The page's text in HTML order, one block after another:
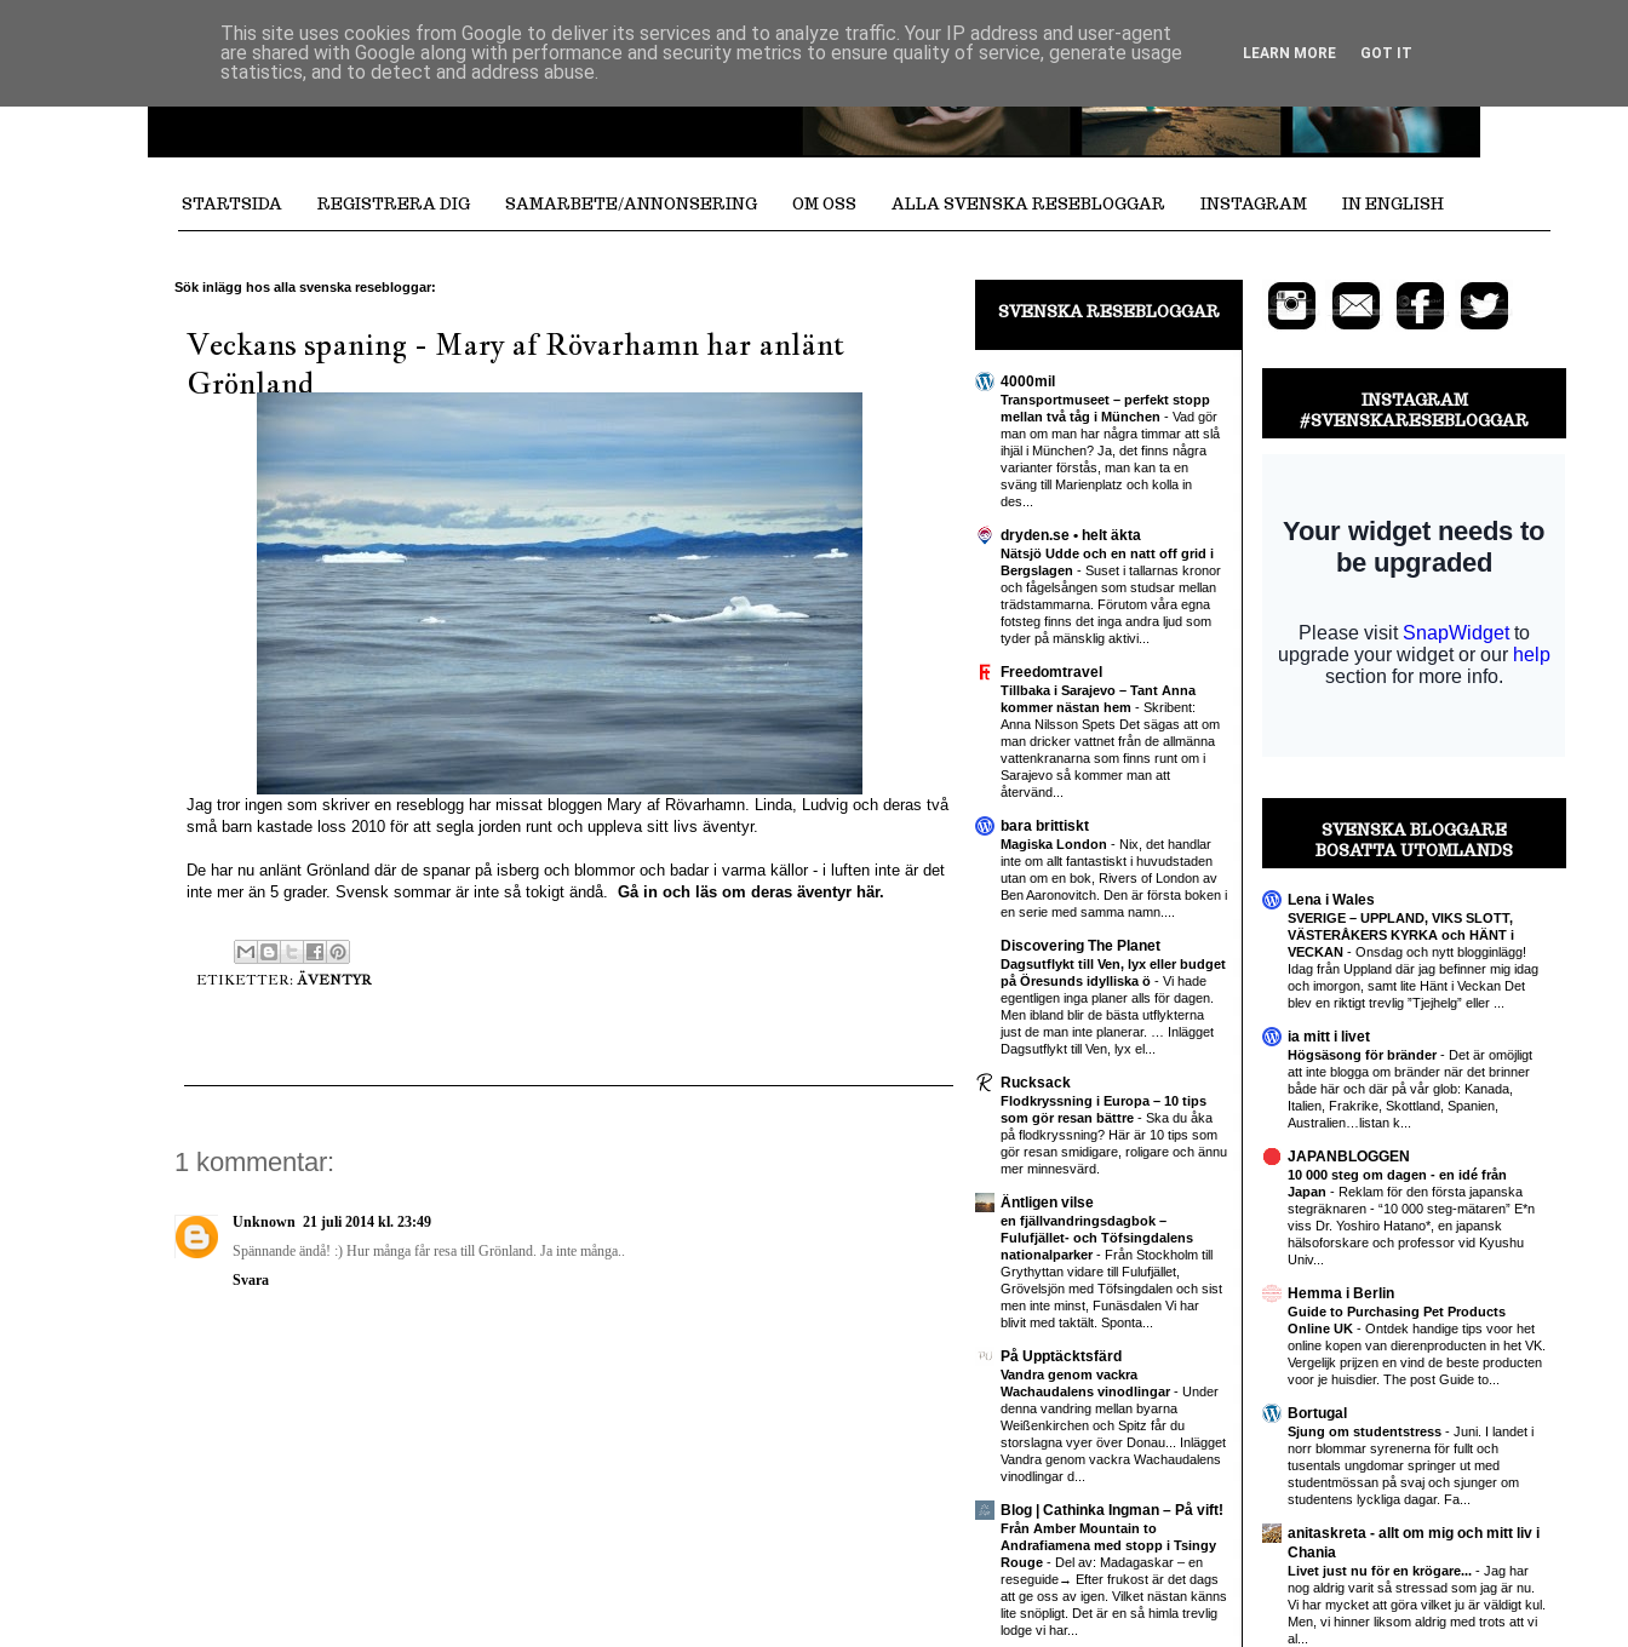
STARTSIDA REGISTRERA DIG SAMARBETE/ANNONSERING OM OSS ALLA SVENSKA RESEBLOGGAR INSTAGRAM IN ENGLISH
Sök inlägg hos alla svenska resebloggar:
Veckans spaning - Mary af Rövarhamn har anlänt
Grönland
Jag tror ingen som skriver en reseblogg har missat bloggen Mary af Rövarhamn. Linda, Ludvig och deras två
små barn kastade loss 2010 för att segla jorden runt och uppleva sitt livs äventyr.
De har nu anlänt Grönland där de spanar på isberg och blommor och badar i varma källor - i luften inte är det
inte mer än 5 grader. Svensk sommar är inte så tokigt ändå. Gå in och läs om deras äventyr här.
ETIKETTER: ÄVENTYR
1 kommentar:
Unknown 21 juli 2014 kl. 23:49
Spännande ändå! :) Hur många får resa till Grönland. Ja inte många..
Svara
SVENSKA RESEBLOGGAR
4000mil
Transportmuseet – perfekt stopp
mellan två tåg i München - Vad gör
man om man har några timmar att slå
ihjäl i München? Ja, det finns några
varianter förstås, man kan ta en
sväng till Marienplatz och kolla in
des...
dryden.se • helt äkta
Nätsjö Udde och en natt off grid i
Bergslagen - Suset i tallarnas kronor
och fågelsången som studsar mellan
trädstammarna. Förutom våra egna
fotsteg finns det inga andra ljud som
tyder på mänsklig aktivi...
Freedomtravel
Tillbaka i Sarajevo – Tant Anna
kommer nästan hem - Skribent:
Anna Nilsson Spets Det sägas att om
man dricker vattnet från de allmänna
vattenkranarna som finns runt om i
Sarajevo så kommer man att
återvänd...
bara brittiskt
Magiska London - Nix, det handlar
inte om allt fantastiskt i huvudstaden
utan om en bok, Rivers of London av
Ben Aaronovitch. Den är första boken i
en serie med samma namn....
Discovering The Planet
Dagsutflykt till Ven, lyx eller budget
på Öresunds idylliska ö - Vi hade
egentligen inga planer alls för dagen.
Men ibland blir de bästa utflykterna
just de man inte planerar. … Inlägget
Dagsutflykt till Ven, lyx el...
Rucksack
Flodkryssning i Europa – 10 tips
som gör resan bättre - Ska du åka
på flodkryssning? Här är 10 tips som
gör resan smidigare, roligare och ännu
mer minnesvärd.
Äntligen vilse
en fjällvandringsdagbok –
Fulufjället- och Töfsingdalens
nationalparker- Från Stockholm till
Grythyttan vidare till Fulufjället,
Grövelsjön med Töfsingdalen och sist
men inte minst, Funäsdalen Vi har
blivit med taktält. Sponta...
På Upptäcktsfärd
Vandra genom vackra
Wachaudalens vinodlingar- Under
denna vandring mellan byarna
Weißenkirchen och Spitz får du
storslagna vyer över Donau... Inlägget
Vandra genom vackra Wachaudalens
vinodlingar d...
Blog | Cathinka Ingman – På vift!
Från Amber Mountain to
Andrafiamena med stopp i Tsingy
Rouge - Del av: Madagaskar – en
reseguide→ Efter frukost är det dags
att ge oss av igen. Vilket nästan känns
lite snöpligt. Det är en så himla trevlig
lodge vi har...
INSTAGRAM
#SVENSKARESEBLOGGAR
SVENSKA BLOGGARE
BOSATTA UTOMLANDS
Lena i Wales
SVERIGE – UPPLAND, VIKS SLOTT,
VÄSTERÅKERS KYRKA och HÄNT i
VECKAN - Onsdag och nytt blogginlägg!
Idag från Uppland där jag befinner mig idag
och imorgon, samt lite Hänt i Veckan Det
blev en riktigt trevlig ”Tjejhelg” eller ...
ia mitt i livet
Högsäsong för bränder- Det är omöjligt
att inte blogga om bränder när det brinner
både här och där på vår glob: Kanada,
Italien, Frakrike, Skottland, Spanien,
Australien…listan k...
JAPANBLOGGEN
10 000 steg om dagen - en idé från
Japan - Reklam för den första japanska
stegräknaren - “10 000 steg-mätaren” E*n
viss Dr. Yoshiro Hatano*, en japansk
hälsoforskare och professor vid Kyushu
Univ...
Hemma i Berlin
Guide to Purchasing Pet Products
Online UK - Ontdek handige tips voor het
online kopen van dierenproducten in het VK.
Vergelijk prijzen en vind de beste producten
voor je huisdier. The post Guide to...
Bortugal
Sjung om studentstress - Juni. I landet i
norr blommar syrenerna för fullt och
tusentals ungdomar springer ut med
studentmössan på svaj och sjunger om
studentens lyckliga dagar. Fa...
anitaskreta - allt om mig och mitt liv i
Chania
Livet just nu för en krögare... - Jag har
nog aldrig varit så stressad som jag är nu.
Vi har mycket att göra vilket ju är väldigt kul.
Men, vi hinner liksom aldrig med trots att vi
al...
This site uses cookies from Google to deliver its services and to analyze traffic. Your IP address and user-agent
are shared with Google along with performance and security metrics to ensure quality of service, generate usage
statistics, and to detect and address abuse.
LEARN MORE GOT IT